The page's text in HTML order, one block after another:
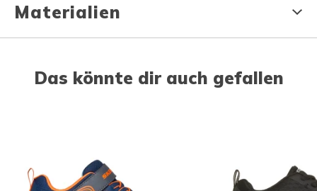
Materialien
Das könnte dir auch gefallen